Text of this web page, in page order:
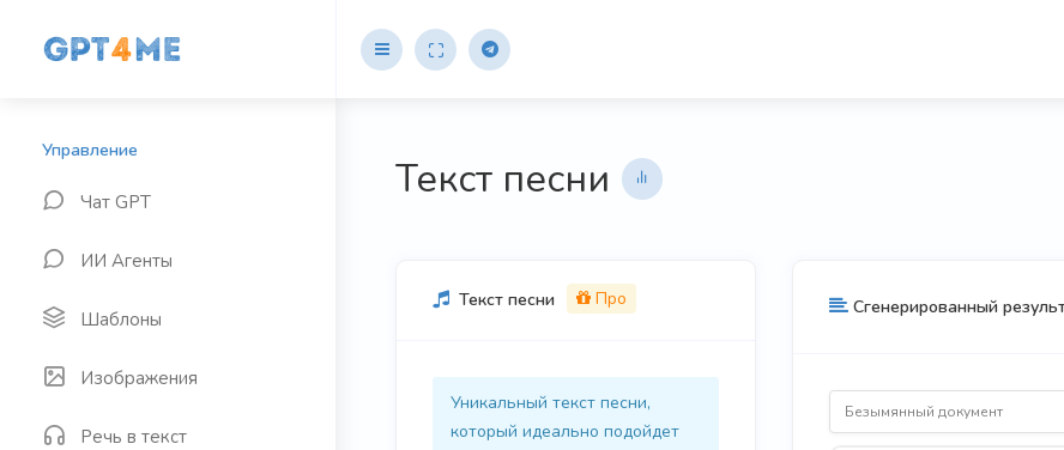
Чат GPT
ИИ Агенты
Шаблоны
Изображения
Речь в текст
Текст песни
Текст песни Про
Уникальный текст песни,
который идеально подойдет
Сгенерированный